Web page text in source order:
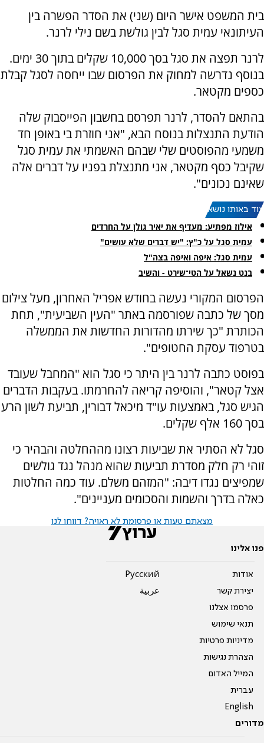
בית המשפט אישר היום (שני) את הסדר הפשרה בין
העיתונאי עמית סגל לבין גולשת בשם נילי לרנר.
לרנר תפצה את סגל בסך 10,000 שקלים בתוך 30 ימים.
בנוסף נדרשה למחוק את הפרסום שבו ייחסה לסגל קבלת
כספים מקטאר.
בהתאם להסדר, לרנר תפרסם בחשבון הפייסבוק שלה
הודעת התנצלות בנוסח הבא, "אני חוזרת בי באופן חד
משמעי מהפוסטים שלי שבהם האשמתי את עמית סגל
שקיבל כסף מקטאר, אני מתנצלת בפניו על דברים אלה
שאינם נכונים".
עוד באותו נושא:
אילוז מפתיע: מעדיף את יאיר גולן על החרדים
עמית סגל על כ"ץ: "יש דברים שלא עושים"
עמית סגל: איפה ואיפה בצה"ל
בנט נשאל על הטי־שירט - והשיב
הפרסום המקורי נעשה בחודש אפריל האחרון, מעל צילום
מסך של כתבה שפורסמה באתר "העין השביעית", תחת
הכותרת "כך שירתו מהדורות החדשות את הממשלה
בטרפוד עסקת החטופים".
בפוסט כתבה לרנר בין היתר כי סגל הוא "המחבל שעובד
אצל קטאר", והוסיפה קריאה להחרמתו. בעקבות הדברים
הגיש סגל, באמצעות עו"ד מיכאל דבורין, תביעת לשון הרע
בסך 160 אלף שקלים.
סגל לא הסתיר את שביעות רצונו מההחלטה והבהיר כי
זוהי רק חלק מסדרת תביעות שהוא מנהל נגד גולשים
שמפיצים נגדו דיבה: "המזהם משלם. עוד כמה החלטות
כאלה בדרך והשמות והסכומים מעניינים".
מצאתם טעות או פרסומת לא ראויה? דווחו לנו
פנו אלינו
אודות
יצירת קשר
פרסמו אצלנו
תנאי שימוש
מדיניות פרטיות
הצהרת נגישות
המייל האדום
עברית
English
Pусский
عربية
מדורים